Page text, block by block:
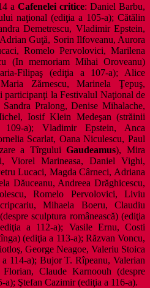
a Cafenelei critice: Daniel Barbu,
naţional (ediţia a 105-a); Cătălin
Demetrescu, Vladimir Epstein,
Guţă, Sorin Ilfoveanu, Aurora
Romelo Pervolovici, Marilena
(In memoriam Mihai Oroveanu)
Filipaş (ediţia a 107-a); Alice
Zărnescu, Marinela Ţepuş,
participanţi la Festivalul Naţional de
Pralong, Denise Mihalache,
Iosif Klein Medeşan (străinii
a); Vladimir Epstein, Anca
Scarlat, Oana Niculescu, Paul
a TîrguluiGaudeamus), Mira
Viorel Marineasa, Daniel Vighi,
Lucaci, Magda Cârneci, Adriana
Dăuceanu, Andreea Drăghicescu,
Romelo Pervolovici, Liviu
Mihaela Boeru, Claudiu
sculptura românească) (ediţia
a 112-a); Vasile Ernu, Costi
(ediţia a 113-a); Răzvan Voncu,
George Neagoe, Valeriu Stoica
114-a); Bujor T. Rîpeanu, Valerian
Claude Karnoouh (despre
Ştefan Cazimir (ediţia a 116-a).